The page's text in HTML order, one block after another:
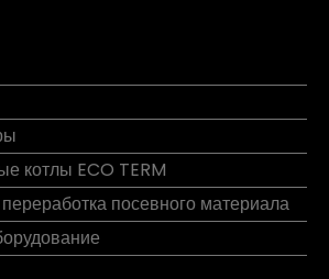
котлы ECO TERM
посевного материала